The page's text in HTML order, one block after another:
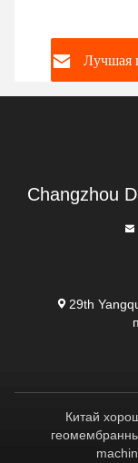
Лучшая
Changzhou
29th
Китай